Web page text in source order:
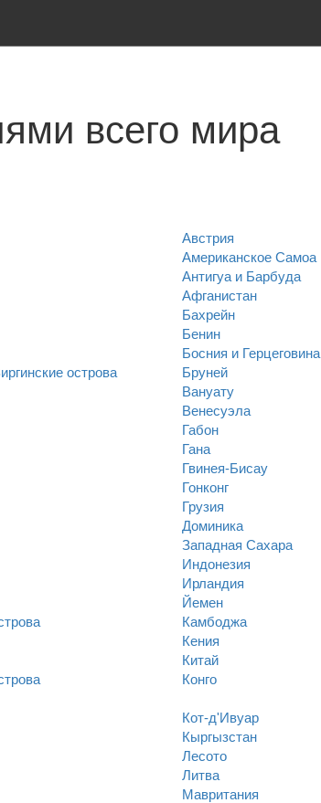
всего мира
Австрия
Американское Самоа
Антигуа и Барбуда
Афганистан
Бахрейн
Бенин
Босния и Герцеговина
острова Бруней
Вануату
Венесуэла
Габон
Гана
Гвинея-Бисау
Гонконг
Грузия
Доминика
Западная Сахара
Индонезия
Ирландия
Йемен
Камбоджа
Кения
Китай
Конго
Кот-д'Ивуар
Кыргызстан
Лесото
Литва
Мавритания